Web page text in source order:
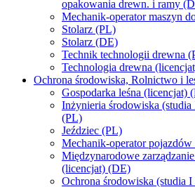
opakowania drewn. i ramy
Mechanik-operator maszyn
Stolarz (PL)
Stolarz (DE)
Technik technologii drewna
Technologia drewna
Ochrona środowiska, Rolnictwo i
Gospodarka leśna (licencjat)
Inżynieria środowiska
(PL)
Jeździec (PL)
Mechanik-operator
Międzynarodowe
(licencjat) (DE)
Ochrona środowiska (studia